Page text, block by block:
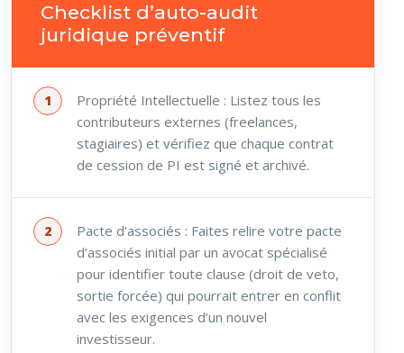
Checklist d’auto-audit
juridique préventif
Propriété Intellectuelle : Listez tous les
contributeurs externes (freelances,
stagiaires) et vérifiez que chaque contrat
de cession de PI est signé et archivé.
Pacte d’associés : Faites relire votre pacte
d’associés initial par un avocat spécialisé
pour identifier toute clause (droit de veto,
sortie forcée) qui pourrait entrer en conflit
avec les exigences d’un nouvel
investisseur.